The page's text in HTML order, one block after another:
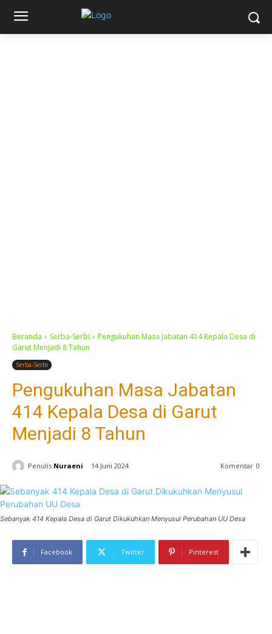
Beranda Serba-Serbi
Pengukuhan Masa Jabatan 414 Kepala Desa di
Garut Menjadi 8 Tahun
Serba-Serbi
Pengukuhan Masa Jabatan
414 Kepala Desa di Garut
Menjadi 8 Tahun
Penulis Nuraeni 14 Juni 2024 Komentar 0
Sebanyak 414 Kepala Desa di Garut Dikukuhkan Menyusul Perubahan UU Desa
Facebook Twitter Pinterest